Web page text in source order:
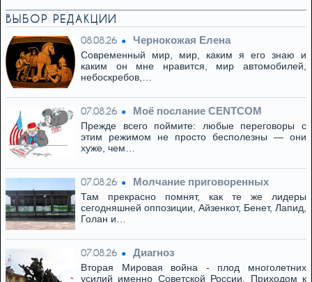
ВЫБОР РЕДАКЦИИ
08.08.26 Чернокожая Елена
Современный мир, мир, каким я его знаю и
каким он мне нравится, мир автомобилей,
небоскребов,…
07.08.26 Моё послание CENTCOM
Прежде всего поймите: любые переговоры с
этим режимом не просто бесполезны — они
хуже, чем…
07.08.26 Молчание приговоренных
Там прекрасно помнят, как те же лидеры
сегодняшней оппозиции, Айзенкот, Бенет, Лапид,
Голан и…
07.08.26 Диагноз
Вторая Мировая война - плод многолетних
усилий именно Советской России. Приходом к